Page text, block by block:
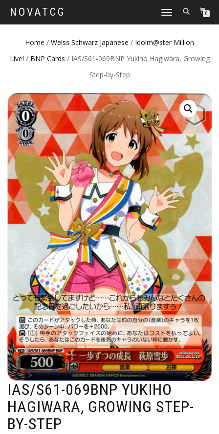
NOVATCG
TOGGLE
0
Home / Weiss Schwarz Japanese / Idolm@ster Million
Live! / BNP Cards / IAS/S61-069BNP Yukiho Hagiwara, Growing
Step-by-Step
IAS/S61-069BNP YUKIHO
HAGIWARA, GROWING STEP-
BY-STEP